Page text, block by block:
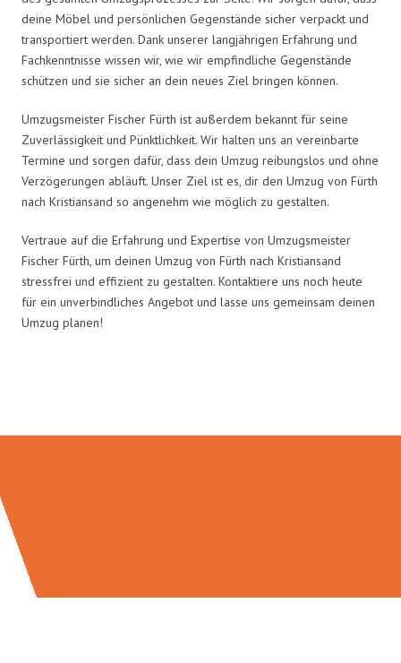
deine Möbel und persönlichen Gegenstände sicher verpackt und
transportiert werden. Dank unserer langjährigen Erfahrung und
Fachkenntnisse wissen wir, wie wir empfindliche Gegenstände
schützen und sie sicher an dein neues Ziel bringen können.
Umzugsmeister Fischer Fürth ist außerdem bekannt für seine
Zuverlässigkeit und Pünktlichkeit. Wir halten uns an vereinbarte
Termine und sorgen dafür, dass dein Umzug reibungslos und ohne
Verzögerungen abläuft. Unser Ziel ist es, dir den Umzug von Fürth
nach Kristiansand so angenehm wie möglich zu gestalten.
Vertraue auf die Erfahrung und Expertise von Umzugsmeister
Fischer Fürth, um deinen Umzug von Fürth nach Kristiansand
stressfrei und effizient zu gestalten. Kontaktiere uns noch heute
für ein unverbindliches Angebot und lasse uns gemeinsam deinen
Umzug planen!